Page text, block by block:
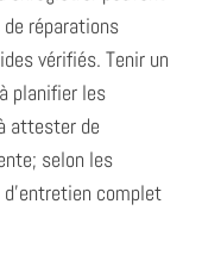
réparations
vérifiés. Tenir un
planifier les
attester de
selon les
complet